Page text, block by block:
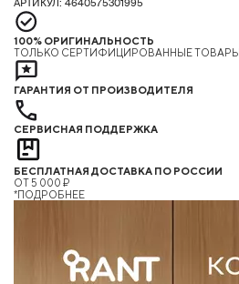
АРТИКУЛ: 4640575301995
100% ОРИГИНАЛЬНОСТЬ
ТОЛЬКО СЕРТИФИЦИРОВАННЫЕ ТОВАРЫ
ГАРАНТИЯ ОТ ПРОИЗВОДИТЕЛЯ
СЕРВИСНАЯ ПОДДЕРЖКА
БЕСПЛАТНАЯ ДОСТАВКА ПО РОССИИ
ОТ 5 000 ₽
*ПОДРОБНЕЕ